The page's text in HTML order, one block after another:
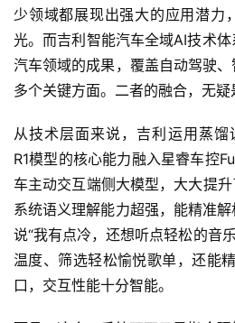
少领域都展现出强大的应用潜力
光。而吉利智能汽车全域AI技术
汽车领域的成果，覆盖自动驾驶
多个关键方面。二者的融合，无疑
从技术层面来说，吉利运用蒸
R1模型的核心能力融入星睿车控
车主动交互端侧大模型，大大提
系统语义理解能力超强，能精准
说“我有点冷，还想听点轻松的音
温度、筛选轻松愉悦歌单，还能
口，交互性能十分智能。